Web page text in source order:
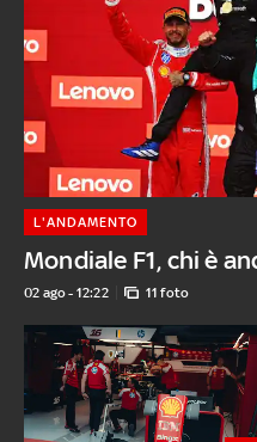
Mondiale F1, chi è
L'ANDAMENTO
02 ago - 12:22 11 foto